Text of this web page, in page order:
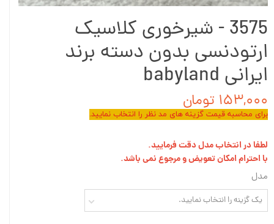
3575 - شیرخوری کلاسیک
ارتودنسی بدون دسته برند
ایرانی babyland
۱۵۳,۰۰۰ تومان
برای محاسبه قیمت گزینه های مد نظر را انتخاب نمایید.
لطفا در انتخاب مدل دقت فرمایید.
با احترام امکان تعویض و مرجوع نمی باشد.
مدل
یک گزینه را انتخاب نمایید.